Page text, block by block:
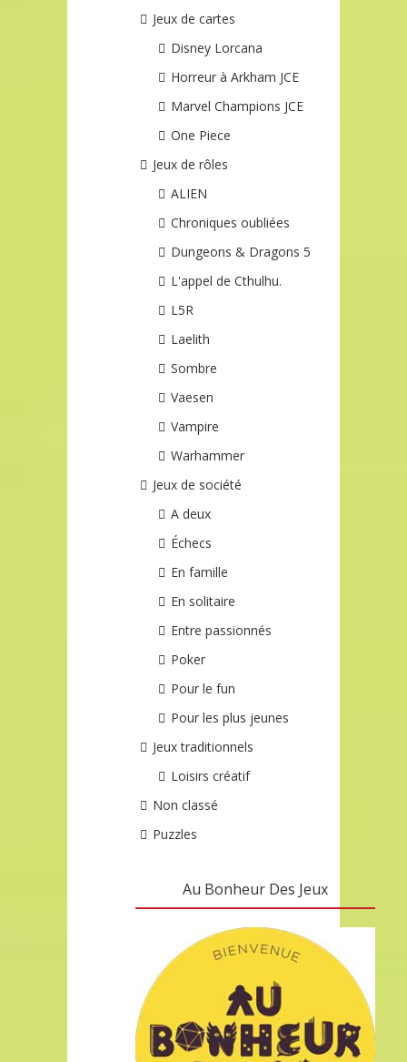
Jeux de cartes
Disney Lorcana
Horreur à Arkham JCE
Marvel Champions JCE
One Piece
Jeux de rôles
ALIEN
Chroniques oubliées
Dungeons & Dragons 5
L'appel de Cthulhu.
L5R
Laelith
Sombre
Vaesen
Vampire
Warhammer
Jeux de société
A deux
Échecs
En famille
En solitaire
Entre passionnés
Poker
Pour le fun
Pour les plus jeunes
Jeux traditionnels
Loisirs créatif
Non classé
Puzzles
Au Bonheur Des Jeux